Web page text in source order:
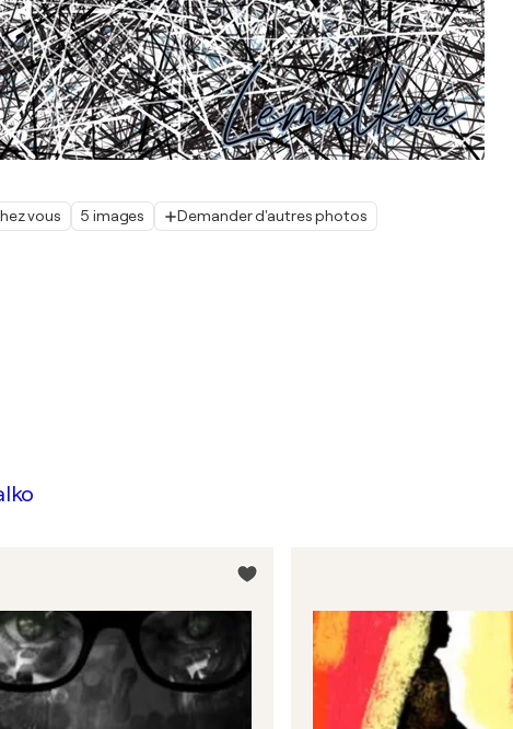
vous 5 images Demander d'autres photos